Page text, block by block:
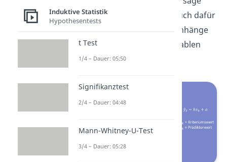
von neuen Werten wird sie auch dafür
eingesetzt, um die Zusammenhänge
zwischen verschiedenen Variablen
näher zu untersuchen.
Induktive Statistik
Hypothesentests
t Test
1/4 – Dauer: 05:50
Signifikanztest
2/4 – Dauer: 04:48
Mann-Whitney-U-Test
3/4 – Dauer: 05:28